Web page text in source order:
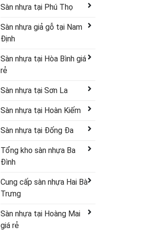
Sàn nhựa tại Phú Thọ
Sàn nhựa giả gỗ tại Nam
Định
Sàn nhựa tại Hòa Bình giá
rẻ
Sàn nhựa tại Sơn La
Sàn nhựa tại Hoàn Kiếm
Sàn nhựa tại Đống Đa
Tổng kho sàn nhựa Ba
Đình
Cung cấp sàn nhựa Hai Bà
Trưng
Sàn nhựa tại Hoàng Mai
giá rẻ